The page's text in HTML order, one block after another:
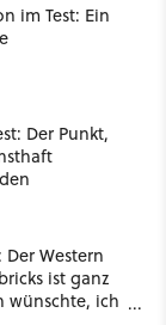
im Test: Ein
Der Punkt,
Western
ist ganz
wünschte, ich